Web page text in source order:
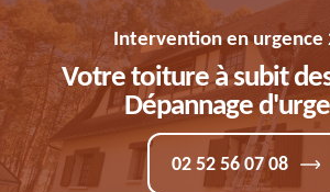
Intervention en urgence
Votre toiture à subit
Dépannage
02 52 56 07 08